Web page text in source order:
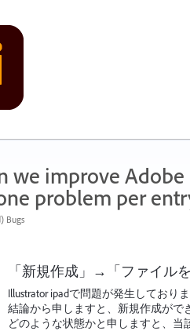
we improve
problem per
Bugs
「新規作成」→「ファイル
Illustrator ipadで問題が発生しており
結論から申しますと、新規作成がで
どのような状態かと申しますと、当